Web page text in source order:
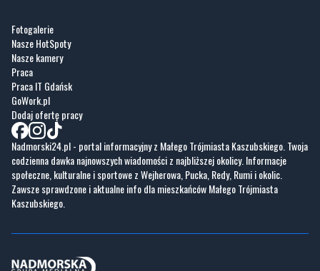
Fotogalerie
Nasze HotSpoty
Nasze kamery
Praca
Praca IT Gdańsk
GoWork.pl
Dodaj ofertę pracy
Nadmorski24.pl - portal informacyjny z Małego Trójmiasta Kaszubskiego. Twoja
codzienna dawka najnowszych wiadomości z najbliższej okolicy. Informacje
społeczne, kulturalne i sportowe z Wejherowa, Pucka, Redy, Rumi i okolic.
Zawsze sprawdzone i aktualne info dla mieszkańców Małego Trójmiasta
Kaszubskiego.